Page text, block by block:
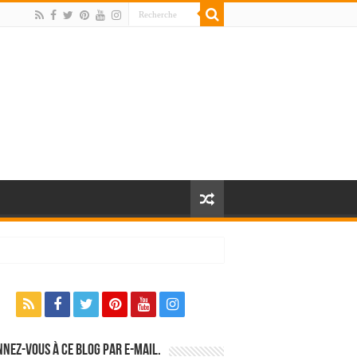
vous à ce blog par e-mail.